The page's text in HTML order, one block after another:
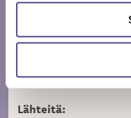
Aiheeseen toki liittyy
keskustelijoiden
taustalla olevat
alkulähteestä.
Lähteitä: